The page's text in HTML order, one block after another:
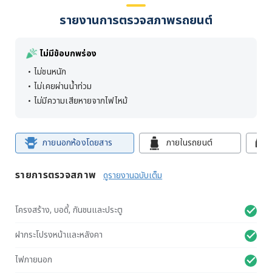
รายงานการตรวจสภาพรถยนต์
ไม่มีข้อบกพร่อง
ไม่ชนหนัก
ไม่เคยผ่านน้ำท่วม
ไม่มีความเสียหายจากไฟไหม้
ภายนอกห้องโดยสาร ภายในรถยนต์
รายการตรวจสภาพ ดูรายงานฉบับเต็ม
โครงสร้าง, บอดี้, กันชนและประตู
ฝากระโปรงหน้าและหลังคา
ไฟภายนอก